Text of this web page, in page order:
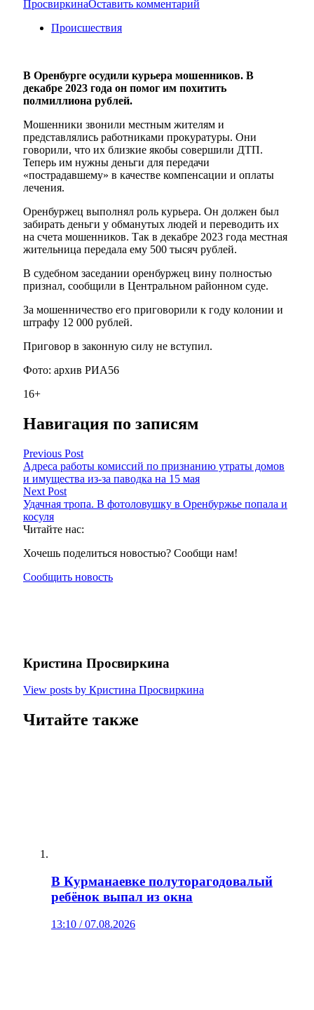
ПросвиркинаОставить комментарий
Происшествия
В Оренбурге осудили курьера мошенников. В
декабре 2023 года он помог им похитить
полмиллиона рублей.
Мошенники звонили местным жителям и
представлялись работниками прокуратуры. Они
говорили, что их близкие якобы совершили ДТП.
Теперь им нужны деньги для передачи
«пострадавшему» в качестве компенсации и оплаты
лечения.
Оренбуржец выполнял роль курьера. Он должен был
забирать деньги у обманутых людей и переводить их
на счета мошенников. Так в декабре 2023 года местная
жительница передала ему 500 тысяч рублей.
В судебном заседании оренбуржец вину полностью
признал, сообщили в Центральном районном суде.
За мошенничество его приговорили к году колонии и
штрафу 12 000 рублей.
Приговор в законную силу не вступил.
Фото: архив РИА56
16+
Навигация по записям
Previous Post
Адреса работы комиссий по признанию утраты домов
и имущества из-за паводка на 15 мая
Next Post
Удачная тропа. В фотоловушку в Оренбуржье попала и
косуля
Читайте нас:
Хочешь поделиться новостью? Сообщи нам!
Сообщить новость
Кристина Просвиркина
View posts by Кристина Просвиркина
Читайте также
В Курманаевке полуторагодовалый
ребёнок выпал из окна
13:10 / 07.08.2026